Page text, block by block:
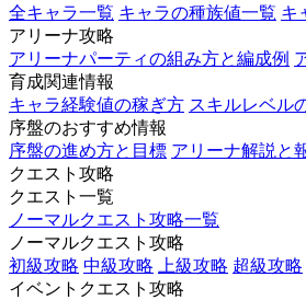
全キャラ一覧 キャラの種族値一覧 キ
アリーナ攻略
アリーナパーティの組み方と編成例
育成関連情報
キャラ経験値の稼ぎ方 スキルレベル
序盤のおすすめ情報
序盤の進め方と目標 アリーナ解説と
クエスト攻略
クエスト一覧
ノーマルクエスト攻略一覧
ノーマルクエスト攻略
初級攻略 中級攻略 上級攻略 超級攻略
イベントクエスト攻略